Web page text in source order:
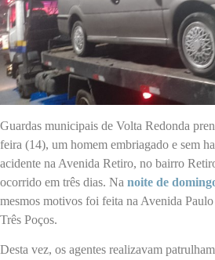
Guardas municipais de Volta Redonda
feira (14), um homem embriagado e sem
acidente na Avenida Retiro, no bairro
ocorrido em três dias. Na noite de
mesmos motivos foi feita na Avenida
Três Poços.
Desta vez, os agentes realizavam